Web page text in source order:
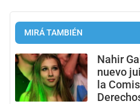
MIRÁ TAMBIÉN
Nahir
nuevo
la